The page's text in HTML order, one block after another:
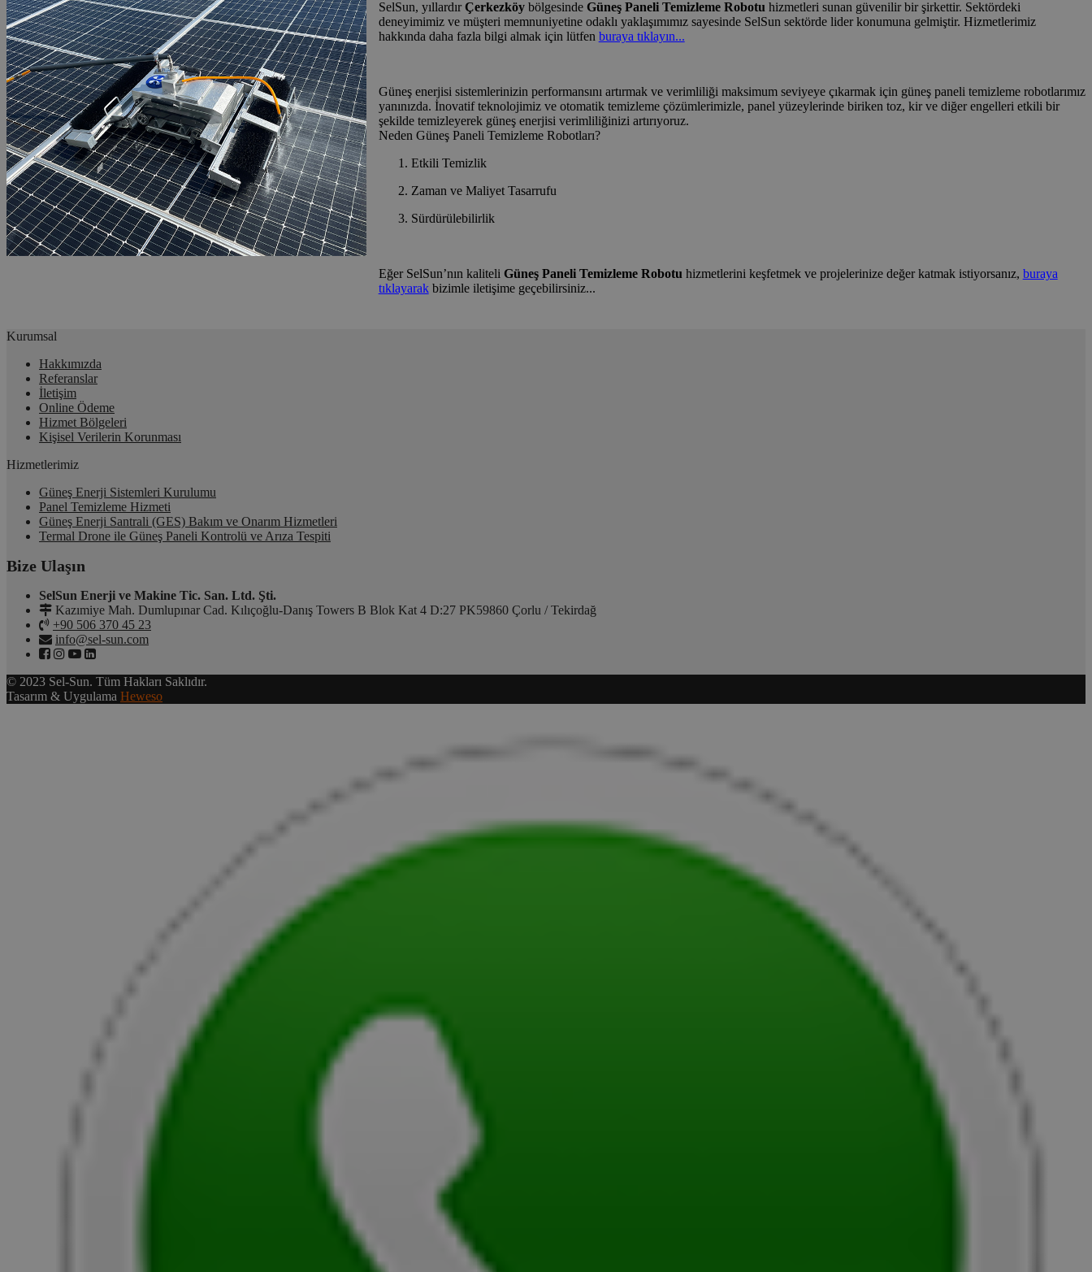
SelSun, yıllardırÇerkezköybölgesinde Güneş Paneli Temizleme Robotu hizmetleri sunan güvenilir bir şirkettir. Sektördeki
deneyimimiz ve müşteri memnuniyetine odaklı yaklaşımımız sayesinde SelSun sektörde lider konumuna gelmiştir. Hizmetlerimiz
hakkında daha fazla bilgi almak için lütfen buraya tıklayın...
Güneş enerjisi sistemlerinizin performansını artırmak ve verimliliği maksimum seviyeye çıkarmak için güneş paneli temizleme robotlarımız
yanınızda. İnovatif teknolojimiz ve otomatik temizleme çözümlerimizle, panel yüzeylerinde biriken toz, kir ve diğer engelleri etkili bir
şekilde temizleyerek güneş enerjisi verimliliğinizi artırıyoruz.
Neden Güneş Paneli Temizleme Robotları?
Etkili Temizlik
Zaman ve Maliyet Tasarrufu
Sürdürülebilirlik
Eğer SelSun’nın kaliteli Güneş Paneli Temizleme Robotu hizmetlerini keşfetmek ve projelerinize değer katmak istiyorsanız, buraya
tıklayarakbizimle iletişime geçebilirsiniz...
Kurumsal
Hakkımızda
Referanslar
İletişim
Online Ödeme
Hizmet Bölgeleri
Kişisel Verilerin Korunması
Hizmetlerimiz
Güneş Enerji Sistemleri Kurulumu
Panel Temizleme Hizmeti
Güneş Enerji Santrali (GES) Bakım ve Onarım Hizmetleri
Termal Drone ile Güneş Paneli Kontrolü ve Arıza Tespiti
Bize Ulaşın
SelSun Enerji ve Makine Tic. San. Ltd. Şti.
Kazımiye Mah. Dumlupınar Cad. Kılıçoğlu-Danış Towers B Blok Kat 4 D:27 PK59860 Çorlu / Tekirdağ
+90 506 370 45 23
info@sel-sun.com
© 2023 Sel-Sun. Tüm Hakları Saklıdır.
Tasarım & Uygulama Heweso